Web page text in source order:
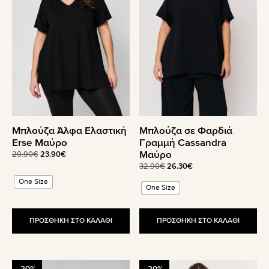
Μπλούζα Άλφα Ελαστική
Erse Μαύρο
29.90€Original
was:
29.90€.
23.90€Η
One Size
ΠΡΟΣΘΗΚΗ ΣΤΟ ΚΑΛΑΘΙ
παραλλαγές.
επιλογές
μπορούν
επιλεγούν
του
προϊόντος
Μπλούζα σε Φαρδιά
Γραμμή Cassandra
Μαύρο
32.90€Original
was:
26.30€Η
26.30€.
One Size
ΠΡΟΣΘΗΚΗ ΣΤΟ ΚΑΛΑΘΙ
παραλλαγές.
επιλογές
μπορούν
επιλεγούν
σελίδα
προϊόντος
Αυτό
Αυτό